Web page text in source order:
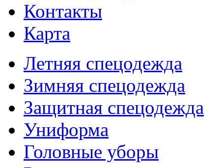
Контакты
Карта
Летняя спецодежда
Зимняя спецодежда
Защитная спецодежда
Униформа
Головные уборы